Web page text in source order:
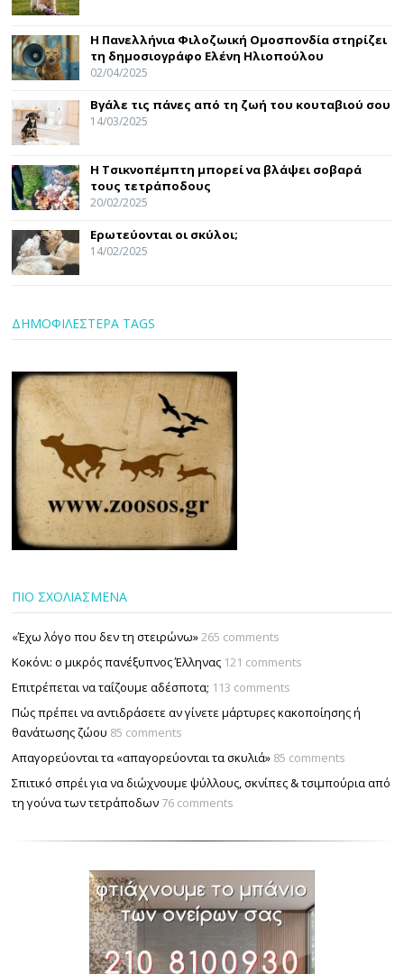
Η Πανελλήνια Φιλοζωική Ομοσπονδία στηρίζει
τη δημοσιογράφο Ελένη Ηλιοπούλου
02/04/2025
Βγάλε τις πάνες από τη ζωή του κουταβιού σου
14/03/2025
Η Τσικνοπέμπτη μπορεί να βλάψει σοβαρά
τους τετράποδους
20/02/2025
Ερωτεύονται οι σκύλοι;
14/02/2025
ΔΗΜΟΦΙΛΕΣΤΕΡΑ TAGS
ΠΙΟ ΣΧΟΛΙΑΣΜΕΝΑ
«Έχω λόγο που δεν τη στειρώνω»265 comments
Κοκόνι: ο μικρός πανέξυπνος Έλληνας 121 comments
Επιτρέπεται να ταΐζουµε αδέσποτα; 113 comments
Πώς πρέπει να αντιδράσετε αν γίνετε μάρτυρες κακοποίησης ή
θανάτωσης ζώου 85 comments
Απαγορεύονται τα «απαγορεύονται τα σκυλιά» 85 comments
Σπιτικό σπρέι για να διώχνουμε ψύλλους, σκνίπες & τσιμπούρια από
τη γούνα των τετράποδων 76 comments